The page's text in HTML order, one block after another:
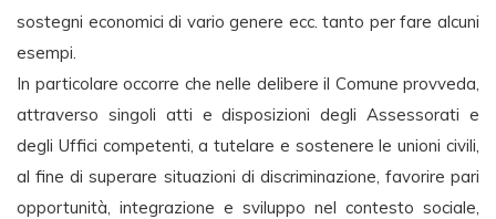
sostegni economici di vario genere ecc. tanto per fare alcuni
esempi.
In particolare occorre che nelle delibere il Comune provveda,
attraverso singoli atti e disposizioni degli Assessorati e
degli Uffici competenti, a tutelare e sostenere le unioni civili,
al fine di superare situazioni di discriminazione, favorire pari
opportunità, integrazione e sviluppo nel contesto sociale,